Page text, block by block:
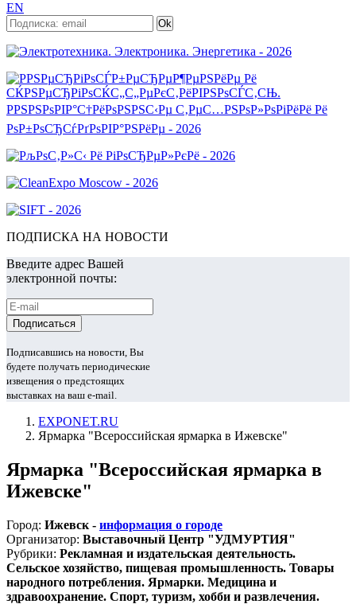
EN
ПОДПИСКА НА НОВОСТИ
Введите адрес Вашей
электронной почты:
Подписавшись на новости, Вы
будете получать периодические
извещения о предстоящих
выставках на ваш e-mail.
EXPONET.RU
Ярмарка "Всероссийская ярмарка в Ижевске"
Ярмарка "Всероссийская ярмарка в
Ижевске"
Город: Ижевск - информация о городе
Организатор: Выставочный Центр "УДМУРТИЯ"
Рубрики: Рекламная и издательская деятельность.
Сельское хозяйство, пищевая промышленность. Товары
народного потребления. Ярмарки. Медицина и
здравоохранение. Спорт, туризм, хобби и развлечения.